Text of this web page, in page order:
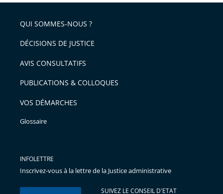
arriver
après
l'article
pour
avant
QUI SOMMES-NOUS ?
DÉCISIONS DE JUSTICE
AVIS CONSULTATIFS
PUBLICATIONS & COLLOQUES
VOS DÉMARCHES
Glossaire
INFOLETTRE
Inscrivez-vous à la lettre de la Justice administrative
SUIVEZ LE CONSEIL D'ETAT